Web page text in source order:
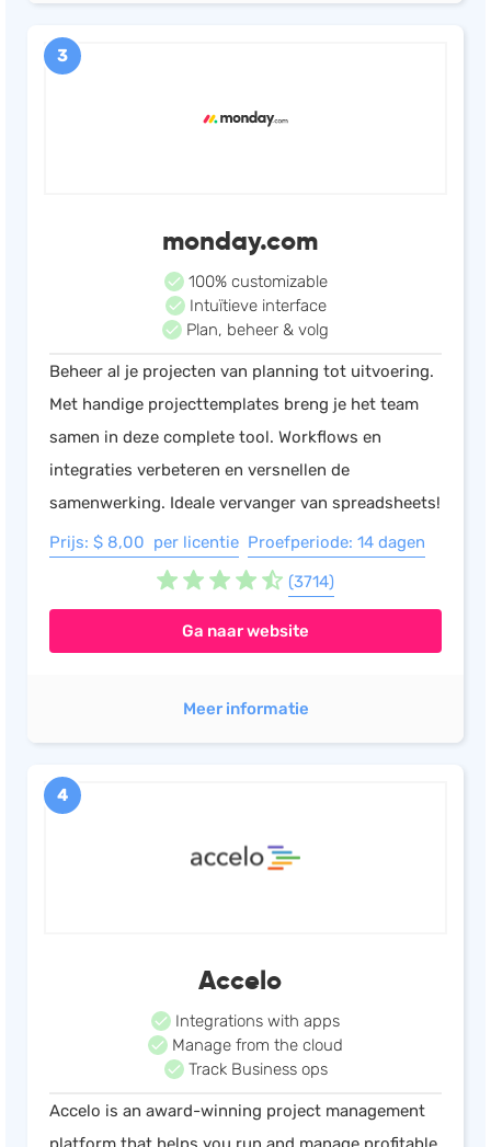
3
monday.com
100% customizable
Intuïtieve interface
Plan, beheer & volg
Beheer al je projecten van planning tot uitvoering.
Met handige projecttemplates breng je het team
samen in deze complete tool. Workflows en
integraties verbeteren en versnellen de
samenwerking. Ideale vervanger van spreadsheets!
Prijs: $ 8,00 per licentie Proefperiode: 14 dagen
(3714)
Ga naar website
Meer informatie
4
Accelo
Integrations with apps
Manage from the cloud
Track Business ops
Accelo is an award-winning project management